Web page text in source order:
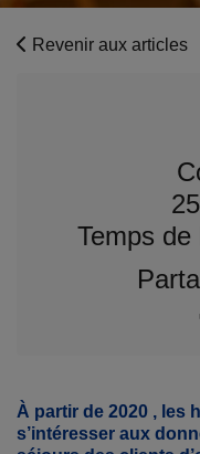
Revenir aux articles
Temps de
À partir de 2020 , les
s’intéresser aux